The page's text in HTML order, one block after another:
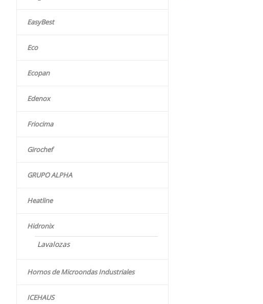
EasyBest
Eco
Ecopan
Edenox
Friocima
Girochef
GRUPO ALPHA
Heatline
Hidronix
Lavalozas
Hornos de Microondas Industriales
ICEHAUS